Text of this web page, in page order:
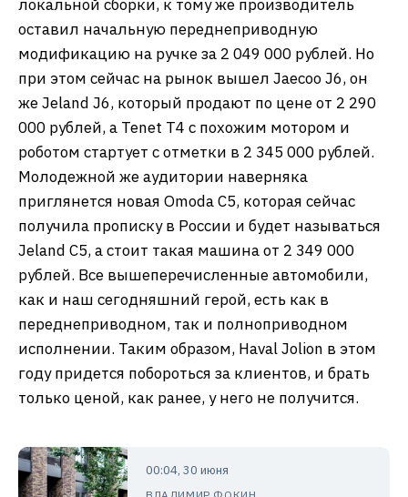
локальной сборки, к тому же производитель
оставил начальную переднеприводную
модификацию на ручке за 2 049 000 рублей. Но
при этом сейчас на рынок вышел Jaecoo J6, он
же Jeland J6, который продают по цене от 2 290
000 рублей, а Tenet T4 c похожим мотором и
роботом стартует с отметки в 2 345 000 рублей.
Молодежной же аудитории наверняка
приглянется новая Omoda C5, которая сейчас
получила прописку в России и будет называться
Jeland C5, а стоит такая машина от 2 349 000
рублей. Все вышеперечисленные автомобили,
как и наш сегодняшний герой, есть как в
переднеприводном, так и полноприводном
исполнении. Таким образом, Haval Jolion в этом
году придется побороться за клиентов, и брать
только ценой, как ранее, у него не получится.
00:04, 30 июня